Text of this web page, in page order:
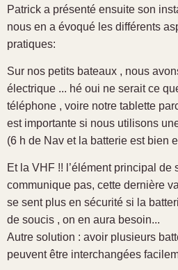
Patrick a présenté ensuite son
nous en a évoqué les différents
pratiques:
Sur nos petits bateaux , nous
électrique ... hé oui ne serait ce
téléphone , voire notre tablette
est importante si nous utilisons
(6 h de Nav et la batterie est bien
Et la VHF !! l’élément principal de
communique pas, cette dernière
se sent plus en sécurité si la
de soucis , on en aura besoin...
Autre solution : avoir plusieurs
peuvent être interchangées